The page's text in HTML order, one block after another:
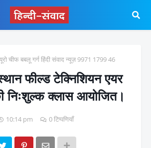
चीफ बबलू गर्ग हिंदी संवाद न्यूज़ 9971 1799 46
फील्ड टेक्निशियन एयर
निःशुल्क क्लास आयोजित।
10:14 pm 0 टिप्पणियाँ